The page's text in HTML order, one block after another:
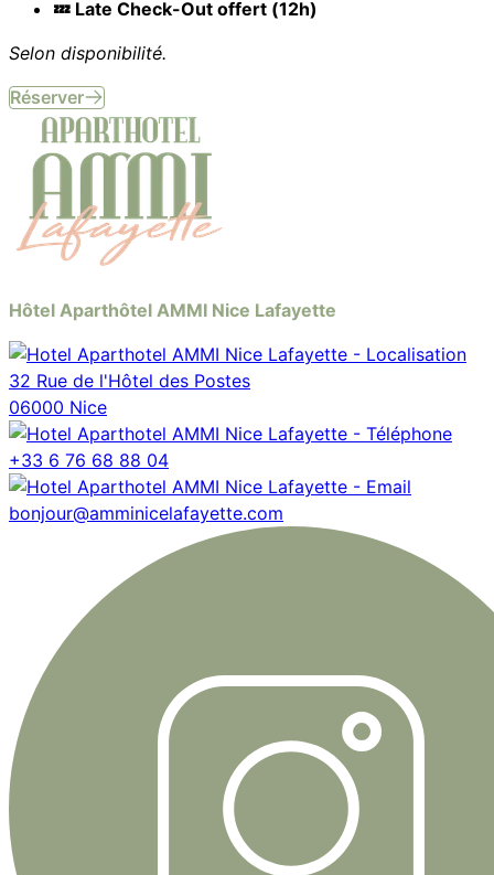
💤 Late Check-Out offert (12h)
Selon disponibilité.
Réserver
Hôtel Aparthôtel AMMI Nice Lafayette
32 Rue de l'Hôtel des Postes
06000 Nice
+33 6 76 68 88 04
bonjour@amminicelafayette.com